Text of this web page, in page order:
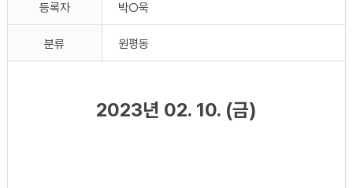
등록자 박○욱
분류 원평동
2023년 02. 10. (금)